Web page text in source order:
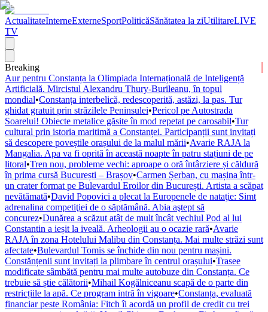
ActualitateInterneExterneSportPoliticăSănătatea la ziUtilitareLIVE
TV
Breaking
Aur pentru Constanța la Olimpiada Internațională de Inteligență
Artificială. Mircistul Alexandru Thury-Burileanu, în topul
mondial•Constanța interbelică, redescoperită, astăzi, la pas. Tur
ghidat gratuit prin străzilele Peninsulei•Pericol pe Autostrada
Soarelui! Obiecte metalice găsite în mod repetat pe carosabil•Tur
cultural prin istoria maritimă a Constanței. Participanții sunt invitați
să descopere poveștile orașului de la malul mării•Avarie RAJA la
Mangalia. Apa va fi oprită în această noapte în patru stațiuni de pe
litoral•Tren nou, probleme vechi: aproape o oră întârziere și căldură
în prima cursă București – Brașov•Carmen Șerban, cu mașina într-
un crater format pe Bulevardul Eroilor din București. Artista a scăpat
nevătămată•David Popovici a plecat la Europenele de nataţie: Simt
adrenalina competiţiei de o săptămână. Abia aştept să
concurez•Dunărea a scăzut atât de mult încât vechiul Pod al lui
Constantin a ieșit la iveală. Arheologii au o ocazie rară•Avarie
RAJA în zona Hotelului Malibu din Constanța. Mai multe străzi sunt
afectate•Bulevardul Tomis se închide din nou pentru mașini.
Constănțenii sunt invitați la plimbare în centrul orașului•Trasee
modificate sâmbătă pentru mai multe autobuze din Constanța. Ce
trebuie să știe călătorii•Mihail Kogălniceanu scapă de o parte din
restricțiile la apă. Ce program intră în vigoare•Constanța, evaluată
financiar peste România: Fitch îi acordă un profil de credit cu trei